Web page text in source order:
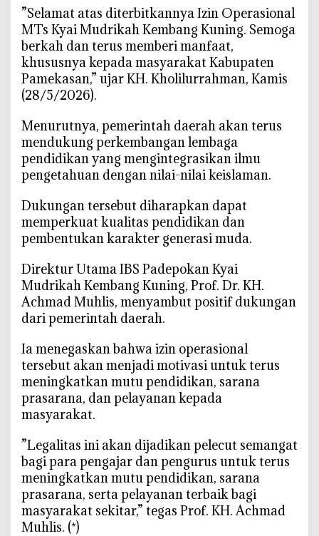
u
p
a
t
i
m
e
k
a
a
n
B
r
p
r
i
a
s
‎‎”Selamat atas diterbitkannya Izin Operasional
MTs Kyai Mudrikah Kembang Kuning. Semoga
berkah dan terus memberi manfaat,
khususnya kepada masyarakat Kabupaten
Pamekasan,” ujar KH. Kholilurrahman, Kamis
(28/5/2026).
‎Menurutnya, pemerintah daerah akan terus
mendukung perkembangan lembaga
pendidikan yang mengintegrasikan ilmu
pengetahuan dengan nilai-nilai keislaman.
‎Dukungan tersebut diharapkan dapat
memperkuat kualitas pendidikan dan
pembentukan karakter generasi muda.
‎Direktur Utama IBS Padepokan Kyai
Mudrikah Kembang Kuning, Prof. Dr. KH.
Achmad Muhlis, menyambut positif dukungan
dari pemerintah daerah.
‎Ia menegaskan bahwa izin operasional
tersebut akan menjadi motivasi untuk terus
meningkatkan mutu pendidikan, sarana
prasarana, dan pelayanan kepada
masyarakat.
‎”Legalitas ini akan dijadikan pelecut semangat
bagi para pengajar dan pengurus untuk terus
meningkatkan mutu pendidikan, sarana
prasarana, serta pelayanan terbaik bagi
masyarakat sekitar,” tegas Prof. KH. Achmad
Muhlis. (*)